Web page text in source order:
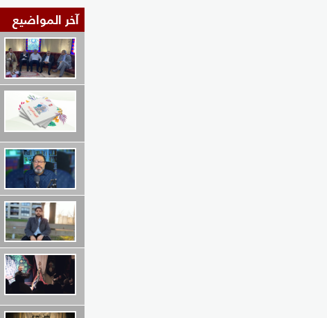
آخر المواضيع